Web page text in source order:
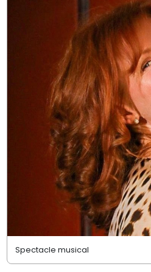
Spectacle musical